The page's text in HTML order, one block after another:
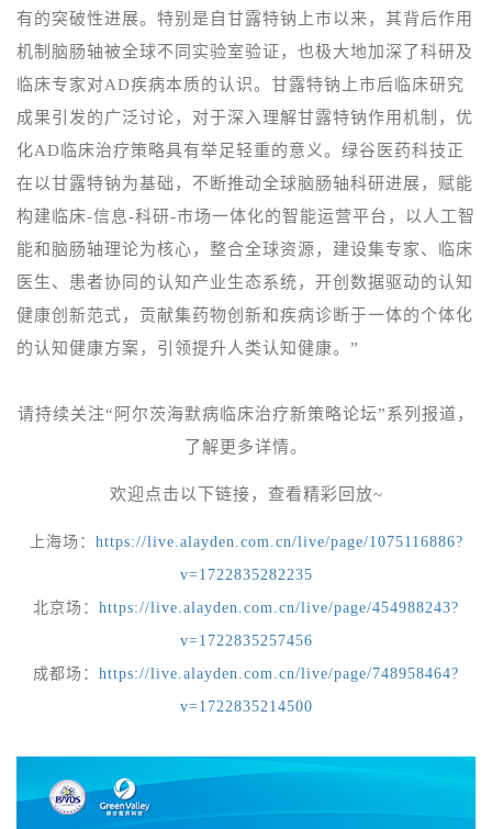
有的突破性进展。特别是 自 甘露特钠 上市以来 ，其背后作用
机制脑肠轴被全球不同实验室验证 ， 也极大地加深了科研及
临床专家对AD疾病本质的认识。 甘露特钠上市后 临床研究
成果引发的广泛讨论， 对于深入理解甘露特钠作用机制，优
化AD 临床治疗策略具有举足轻重的意义 。 绿谷医药科技正
在以甘露特钠为基础，不断推动全球脑肠轴科研进展， 赋能
构建临床-信息-科研-市场一体化的智能运营平台，以人工智
能和脑肠轴理论为核心，整合全球资源，建设集专家、临床
医生、患者协同的认知产业生态系统，开创数据驱动的认知
健康创新范式，贡献集药物创新和疾病诊断于一体的个体化
的认知健康方案，引领提升人类认知健康。”
请持续关注“ 阿尔茨海默病临床治疗新策略论坛”系列报道，
了解更多详情。
欢迎点击以下链接，查看精彩回放~
上海场： https://live.alayden.com.cn/live/page/1075116886?
v=1722835282235
北京场： https://live.alayden.com.cn/live/page/454988243?
v=1722835257456
成都场： https://live.alayden.com.cn/live/page/748958464?
v=1722835214500